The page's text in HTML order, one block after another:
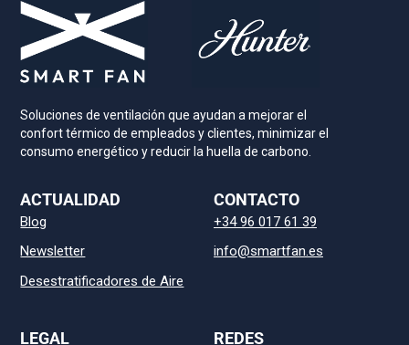
Soluciones de ventilación que ayudan a mejorar el
confort térmico de empleados y clientes, minimizar el
consumo energético y reducir la huella de carbono.
ACTUALIDAD
Blog
Newsletter
Desestratificadores de Aire
CONTACTO
+34 96 017 61 39
info@smartfan.es
LEGAL REDES